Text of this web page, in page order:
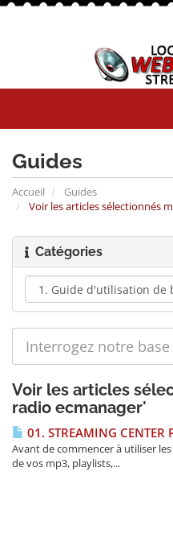
Guides
Accueil
Guides
Voir les articles sélectionnés
Catégories
Voir les articles
radio ecmanager'
01. STREAMING
Avant de commencer à utiliser
de vos mp3, playlists,...